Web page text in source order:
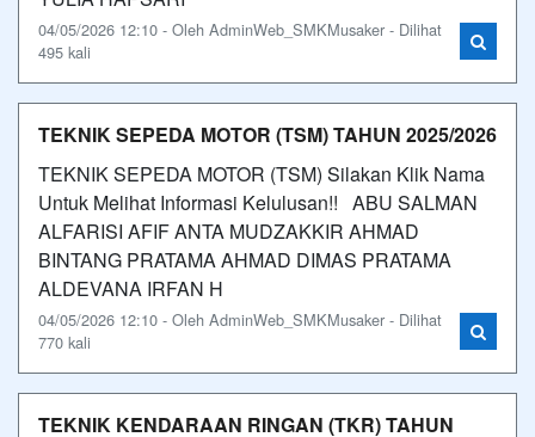
04/05/2026 12:10 - Oleh AdminWeb_SMKMusaker - Dilihat
495 kali
TEKNIK SEPEDA MOTOR (TSM) TAHUN 2025/2026
TEKNIK SEPEDA MOTOR (TSM) Silakan Klik Nama
Untuk Melihat Informasi Kelulusan!! ABU SALMAN
ALFARISI AFIF ANTA MUDZAKKIR AHMAD
BINTANG PRATAMA AHMAD DIMAS PRATAMA
ALDEVANA IRFAN H
04/05/2026 12:10 - Oleh AdminWeb_SMKMusaker - Dilihat
770 kali
TEKNIK KENDARAAN RINGAN (TKR) TAHUN